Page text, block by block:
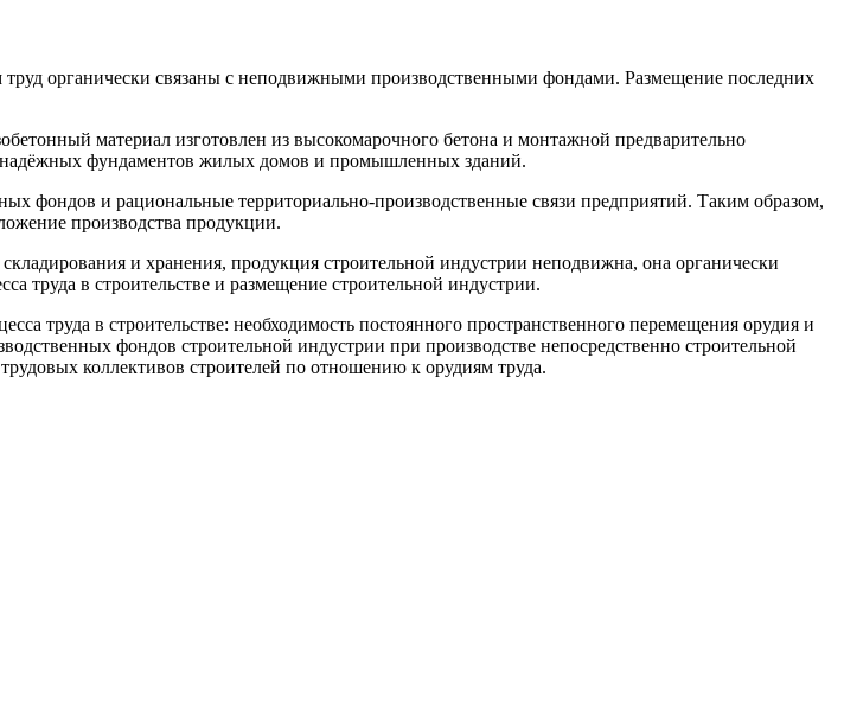
органически связаны с неподвижными производственными фондами. Размещение последних
материал изготовлен из высокомарочного бетона и монтажной предварительно
надёжных фундаментов жилых домов и промышленных зданий.
фондов и рациональные территориально-производственные связи предприятий. Таким образом,
производства продукции.
и хранения, продукция строительной индустрии неподвижна, она органически
труда в строительстве и размещение строительной индустрии.
труда в строительстве: необходимость постоянного пространственного перемещения орудия и
фондов строительной индустрии при производстве непосредственно строительной
коллективов строителей по отношению к орудиям труда.